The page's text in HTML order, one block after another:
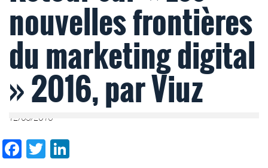
nouvelles frontières
du marketing digital
» 2016, par Viuz
12/05/2016
Facebook
Twitter